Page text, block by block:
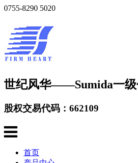
0755-8290 5020
世纪风华——Sumida一级
股权交易代码：662109
首页